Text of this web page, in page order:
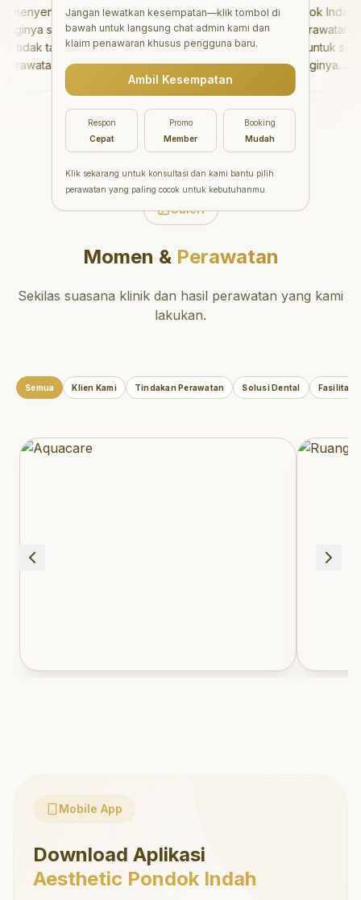
sangat baik
takut sama
tidak
setelahnya.
pergi ke dokter
"Aesthetic Pondok Indah
menawarkan perawatan gigi
yang luar biasa untuk semua
orang. Dokter giginya
profesional, ramah, dan
meluangkan waktu untuk
mengedukasi pasien tentang
kesehatan gigi dan mulut
yang baik. Klinik ini terletak di
daerah yang strategis,
sehingga nyaman untuk
dikunjungi. Sangat
direkomendasikan untuk
dan berkualitas!
Galeri
Momen &Perawatan
Sekilas suasana klinik dan hasil perawatan yang kami
lakukan.
Semua Klien Kami Tindakan Perawatan Solusi Dental Fasilitas
Mobile App
Download Aplikasi
Aesthetic Pondok Indah
Jangan lewatkan kesempatan—klik tombol di
bawah untuk langsung chat admin kami dan
klaim penawaran khusus pengguna baru.
Ambil Kesempatan
Respon
Cepat
Promo
Member
Booking
Mudah
Klik sekarang untuk konsultasi dan kami bantu pilih
perawatan yang paling cocok untuk kebutuhanmu.